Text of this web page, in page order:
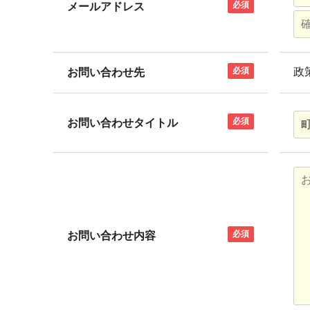
メールアドレス 必須
お問い合わせ先 必須 政
お問い合わせタイトル 必須
お問い合わせ内容 必須